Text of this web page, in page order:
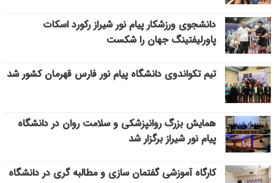
دانشجوي ورزشكار پيام نور شيراز ركورد اسكات
پاورليفتينگ جهان را شكست
تيم تكواندوي دانشگاه پيام نور فارس قهرمان كشور شد
همایش بزرگ روانپزشکی و سلامت روان در دانشگاه
پیام نور شیراز برگزار شد
کارگاه آموزشی گفتمان سازی و مطالبه گری در دانشگاه